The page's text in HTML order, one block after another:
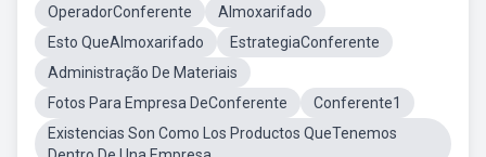
OperadorConferente
Almoxarifado
Esto QueAlmoxarifado
EstrategiaConferente
Administração De Materiais
Fotos Para Empresa DeConferente
Conferente1
Existencias Son Como Los Productos QueTenemos